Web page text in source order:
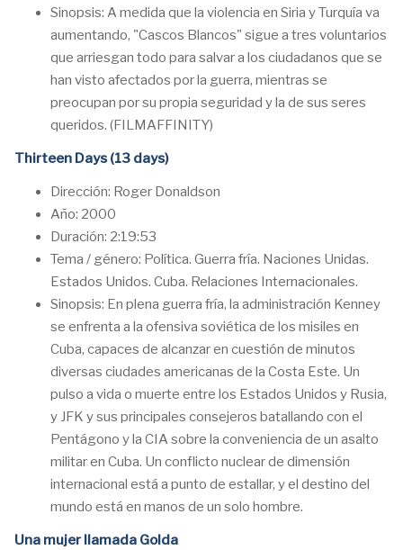
Sinopsis: A medida que la violencia en Siria y Turquía va
aumentando, "Cascos Blancos" sigue a tres voluntarios
que arriesgan todo para salvar a los ciudadanos que se
han visto afectados por la guerra, mientras se
preocupan por su propia seguridad y la de sus seres
queridos. (FILMAFFINITY)
Thirteen Days (13 days)
Dirección: Roger Donaldson
Año: 2000
Duración: 2:19:53
Tema / género: Política. Guerra fría. Naciones Unidas.
Estados Unidos. Cuba. Relaciones Internacionales.
Sinopsis: En plena guerra fría, la administración Kenney
se enfrenta a la ofensiva soviética de los misiles en
Cuba, capaces de alcanzar en cuestión de minutos
diversas ciudades americanas de la Costa Este. Un
pulso a vida o muerte entre los Estados Unidos y Rusia,
y JFK y sus principales consejeros batallando con el
Pentágono y la CIA sobre la conveniencia de un asalto
militar en Cuba. Un conflicto nuclear de dimensión
internacional está a punto de estallar, y el destino del
mundo está en manos de un solo hombre.
Una mujer llamada Golda